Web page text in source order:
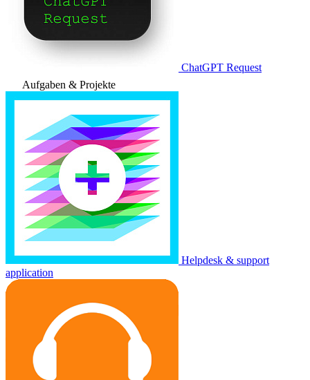
ChatGPT Request
Aufgaben & Projekte
Helpdesk & support
application